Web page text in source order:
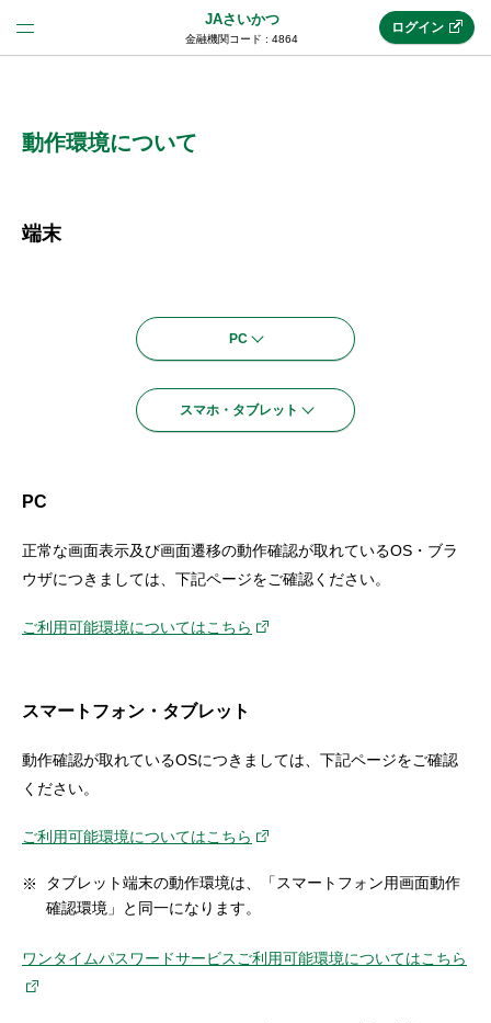
JAさいかつ
金融機関コード : 4864
(法人JAネットバンク)
セキュリティ
使い方
ログイン
動作環境について
端末
PC
スマホ・タブレット
PC
正常な画面表示及び画面遷移の動作確認が取れているOS・ブラ
ウザにつきましては、下記ページをご確認ください。
ご利用可能環境についてはこちら
スマートフォン・タブレット
動作確認が取れているOSにつきましては、下記ページをご確認
ください。
ご利用可能環境についてはこちら
タブレット端末の動作環境は、「スマートフォン用画面動作
確認環境」と同一になります。
ワンタイムパスワードサービスご利用可能環境についてはこちら